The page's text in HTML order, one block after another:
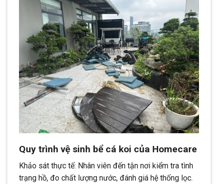
Quy trình vệ sinh bể cá koi của Homecare
Khảo sát thực tế: Nhân viên đến tận nơi kiểm tra tình
trạng hồ, đo chất lượng nước, đánh giá hệ thống lọc.